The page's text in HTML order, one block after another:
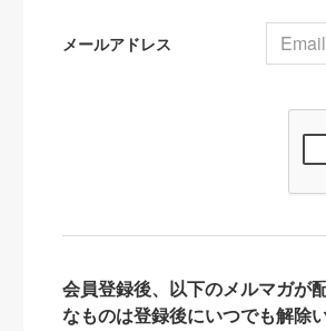
メールアドレス
会員登録後、以下のメルマガが
なものは登録後にいつでも解除